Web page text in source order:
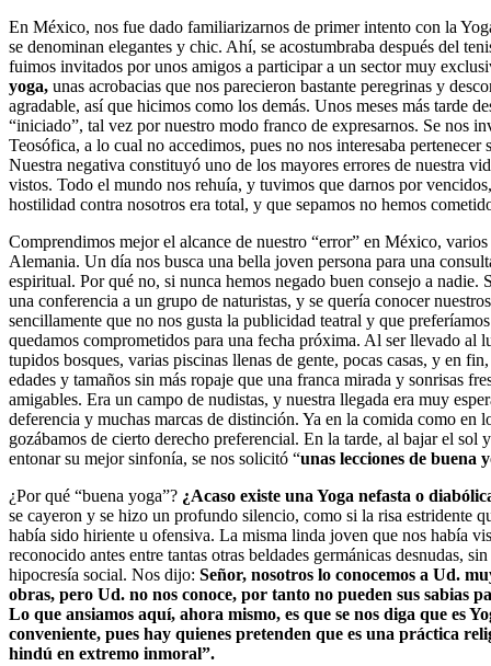
En México, nos fue dado familiarizarnos de primer intento con la
se denominan elegantes y chic. Ahí, se acostumbraba después del
fuimos invitados por unos amigos a participar a un sector muy
yoga, unas acrobacias que nos parecieron bastante peregrinas y
agradable, así que hicimos como los demás. Unos meses más tarde
“iniciado”, tal vez por nuestro modo franco de expresarnos. Se nos
Teosófica, a lo cual no accedimos, pues no nos interesaba
Nuestra negativa constituyó uno de los mayores errores de nuestra
vistos. Todo el mundo nos rehuía, y tuvimos que darnos por
hostilidad contra nosotros era total, y que sepamos no hemos
Comprendimos mejor el alcance de nuestro “error” en México, varios
Alemania. Un día nos busca una bella joven persona para una
espiritual. Por qué no, si nunca hemos negado buen consejo a nadie.
una conferencia a un grupo de naturistas, y se quería conocer
sencillamente que no nos gusta la publicidad teatral y que
quedamos comprometidos para una fecha próxima. Al ser llevado al
tupidos bosques, varias piscinas llenas de gente, pocas casas, y en
edades y tamaños sin más ropaje que una franca mirada y sonrisas
amigables. Era un campo de nudistas, y nuestra llegada era muy
deferencia y muchas marcas de distinción. Ya en la comida como en
gozábamos de cierto derecho preferencial. En la tarde, al bajar el sol
entonar su mejor sinfonía, se nos solicitó “unas lecciones de buena
¿Por qué “buena yoga”? ¿Acaso existe una Yoga nefasta o
se cayeron y se hizo un profundo silencio, como si la risa estridente
había sido hiriente u ofensiva. La misma linda joven que nos había
reconocido antes entre tantas otras beldades germánicas desnudas,
hipocresía social. Nos dijo: Señor, nosotros lo conocemos a Ud.
obras, pero Ud. no nos conoce, por tanto no pueden sus sabias
Lo que ansiamos aquí, ahora mismo, es que se nos diga que es
conveniente, pues hay quienes pretenden que es una práctica
hindú en extremo inmoral”.